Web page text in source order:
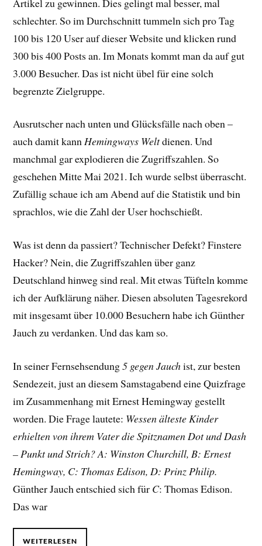
schlechter. So im Durchschnitt tummeln sich pro Tag
100 bis 120 User auf dieser Website und klicken rund
300 bis 400 Posts an. Im Monats kommt man da auf gut
3.000 Besucher. Das ist nicht übel für eine solch
begrenzte Zielgruppe.
Ausrutscher nach unten und Glücksfälle nach oben –
auch damit kannHemingways Weltdienen. Und
manchmal gar explodieren die Zugriffszahlen. So
geschehen Mitte Mai 2021. Ich wurde selbst überrascht.
Zufällig schaue ich am Abend auf die Statistik und bin
sprachlos, wie die Zahl der User hochschießt.
Was ist denn da passiert? Technischer Defekt? Finstere
Hacker? Nein, die Zugriffszahlen über ganz
Deutschland hinweg sind real. Mit etwas Tüfteln komme
ich der Aufklärung näher. Diesen absoluten Tagesrekord
mit insgesamt über 10.000 Besuchern habe ich Günther
Jauch zu verdanken. Und das kam so.
In seiner Fernsehsendung5 gegen Jauchist, zur besten
Sendezeit, just an diesem Samstagabend eine Quizfrage
im Zusammenhang mit Ernest Hemingway gestellt
worden. Die Frage lautete: Wessen älteste Kinder
erhielten von ihrem Vater die Spitznamen Dot und Dash
– Punkt und Strich? A: Winston Churchill, B: Ernest
Hemingway, C: Thomas Edison, D: Prinz Philip.
Günther Jauch entschied sich für C: Thomas Edison.
Das war
WEITERLESEN